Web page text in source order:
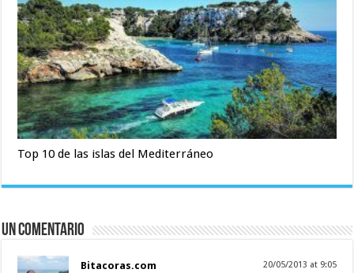
Top 10 de las islas del Mediterráneo
Un comentario
Bitacoras.com 20/05/2013 at 9:05